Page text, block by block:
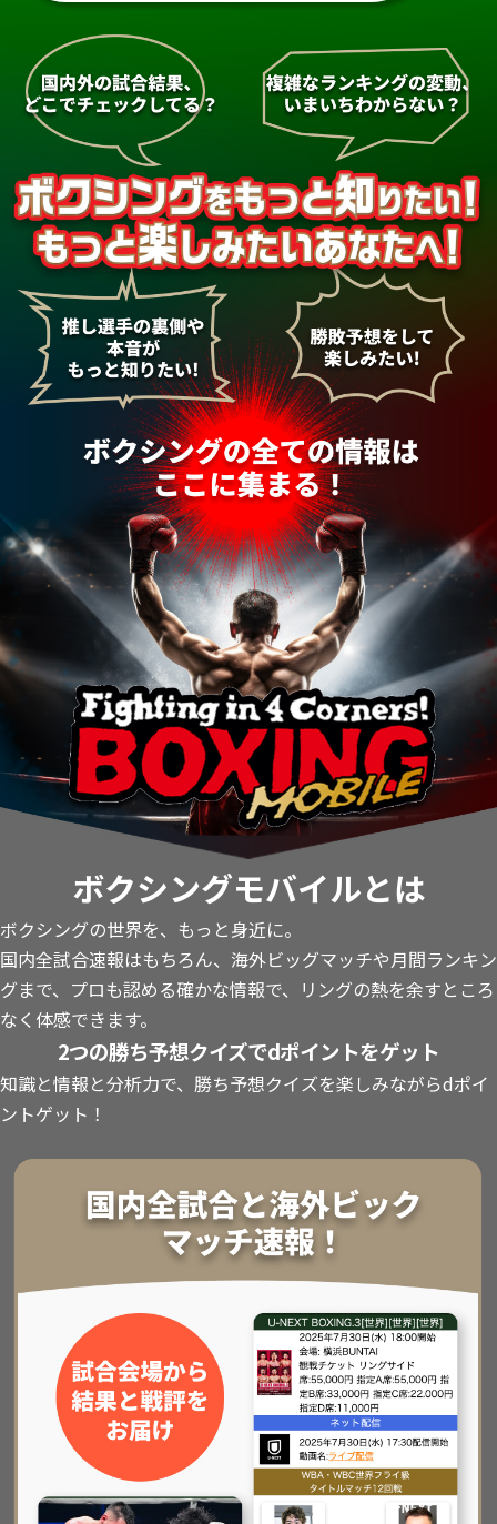
ボクシングモバイルとは
ボクシングの世界を、もっと身近に。
国内全試合速報はもちろん、海外ビッグマッチや月間ランキン
グまで、プロも認める確かな情報で、リングの熱を余すところ
なく体感できます。
2つの勝ち予想クイズでdポイントをゲット
知識と情報と分析力で、勝ち予想クイズを楽しみながらdポイ
ントゲット！